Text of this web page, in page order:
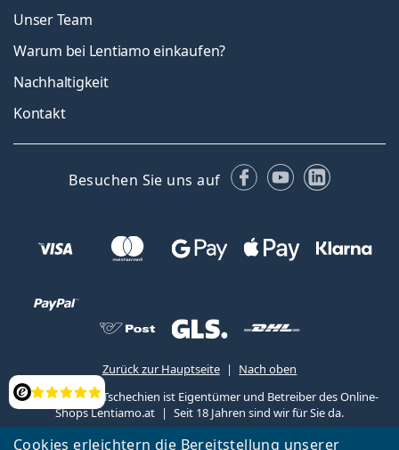
Cookies erleichtern die Bereitstellung unserer
Bewertung
Unser Team
Warum bei Lentiamo einkaufen?
Nachhaltigkeit
Kontakt
Besuchen Sie uns auf Facebook
YouTubeLinkedIn
Zurück zur Hauptseite
Nach oben
Lentiamo s.r.o., Tschechien ist Eigentümer und Betreiber des Online-
Shops Lentiamo.at
Seit 18 Jahren sind wir für Sie da.